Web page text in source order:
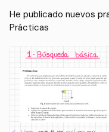
He publicado nuevos
Prácticas